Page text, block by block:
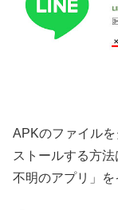
APKのファイル
ストールする方
不明のアプリ」を